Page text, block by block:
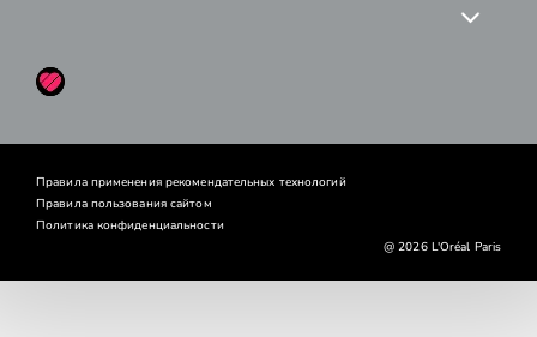
Правила применения рекомендательных технологий
Правила пользования сайтом
Политика конфиденциальности
@ 2026 L'Oréal Paris